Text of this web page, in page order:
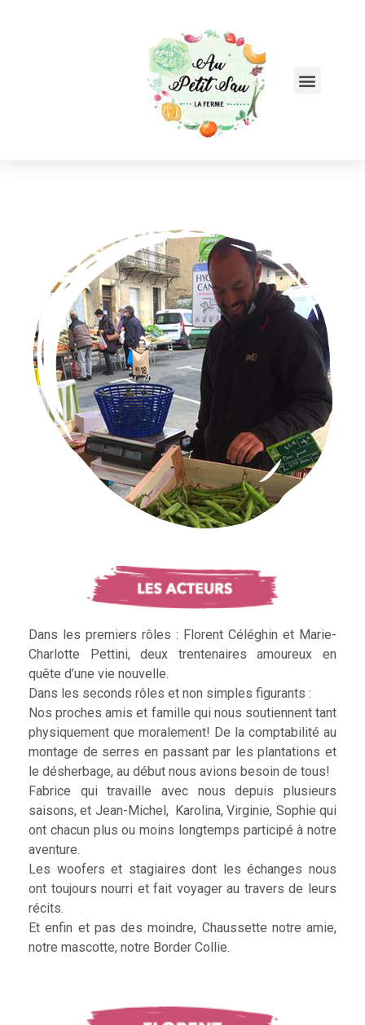
Dans les premiers rôles : Florent Céléghin et Marie-
Charlotte Pettini, deux trentenaires amoureux en
quête d’une vie nouvelle.
Dans les seconds rôles et non simples figurants :
Nos proches amis et famille qui nous soutiennent tant
physiquement que moralement! De la comptabilité au
montage de serres en passant par les plantations et
le désherbage, au début nous avions besoin de tous!
Fabrice qui travaille avec nous depuis plusieurs
saisons, et Jean-Michel, Karolina, Virginie, Sophie qui
ont chacun plus ou moins longtemps participé à notre
aventure.
Les woofers et stagiaires dont les échanges nous
ont toujours nourri et fait voyager au travers de leurs
récits.
Et enfin et pas des moindre, Chaussette notre amie,
notre mascotte, notre Border Collie.